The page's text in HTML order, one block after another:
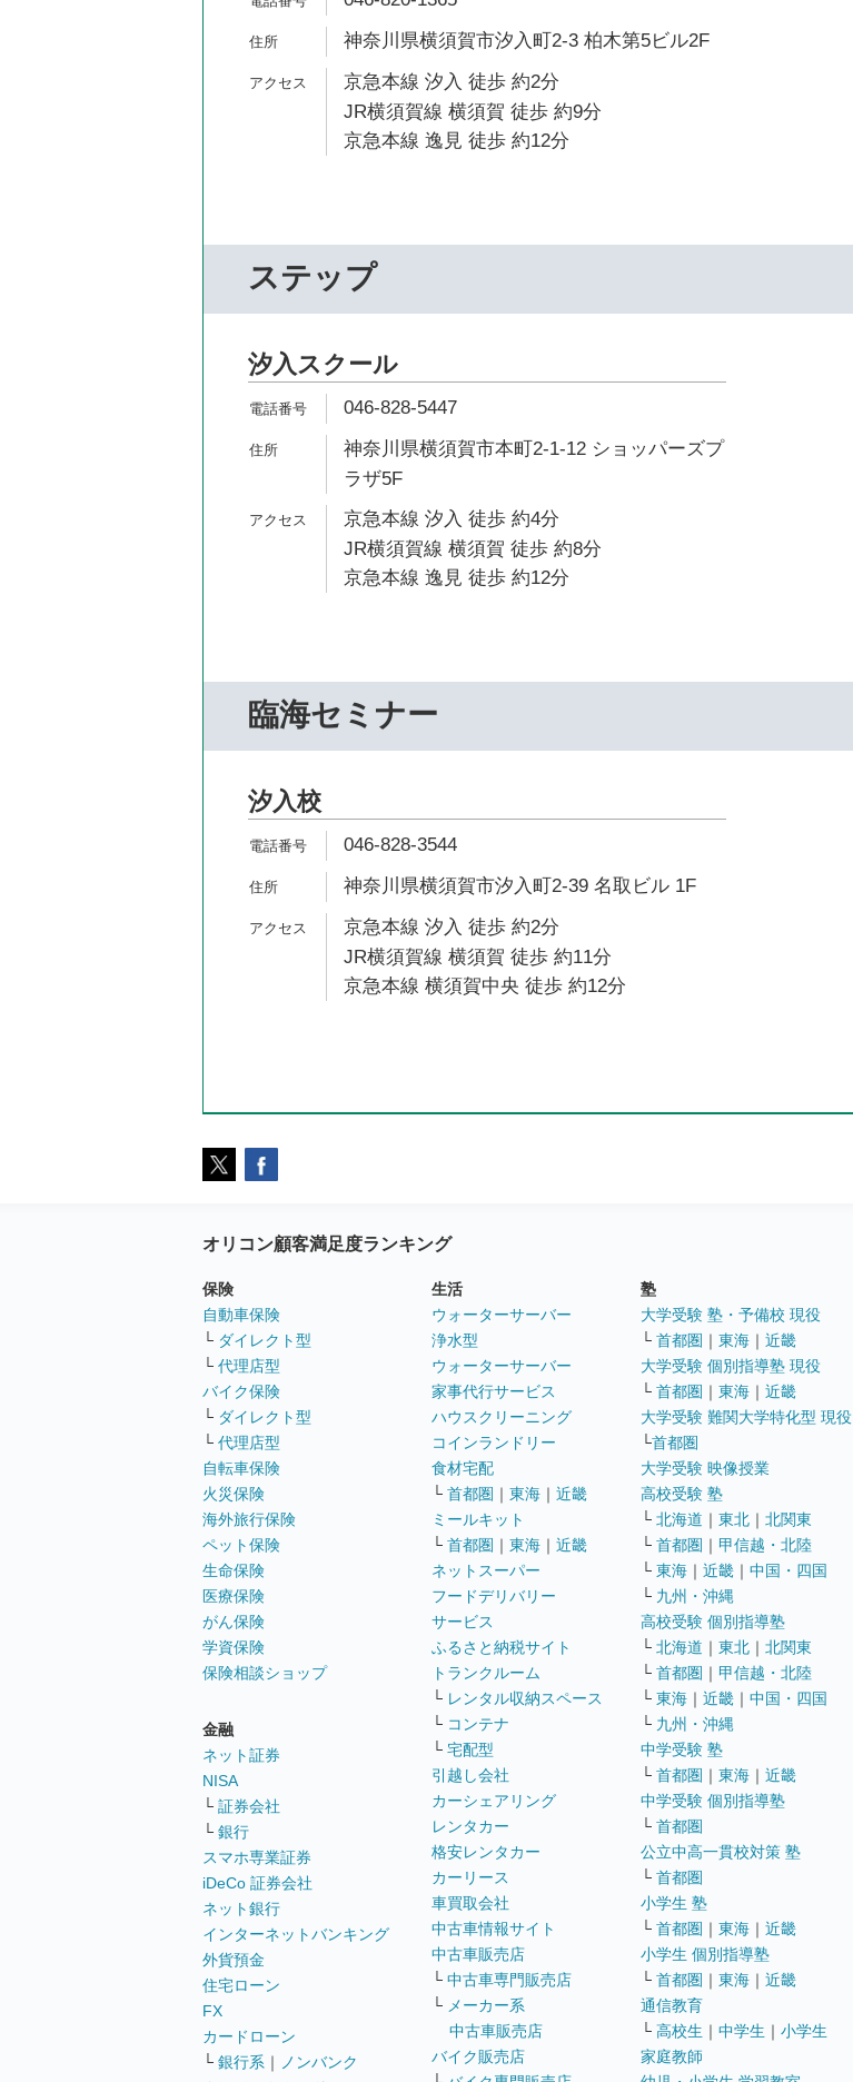
神奈川県横須賀市汐入町2-3 柏木第5ビル2F
京急本線 汐入 徒歩 約2分
JR横須賀線 横須賀 徒歩 約9分
京急本線 逸見 徒歩 約12分
ステップ
汐入スクール
046-828-5447
神奈川県横須賀市本町2-1-12 ショッパーズプ
ラザ5F
京急本線 汐入 徒歩 約4分
JR横須賀線 横須賀 徒歩 約8分
京急本線 逸見 徒歩 約12分
臨海セミナー
汐入校
046-828-3544
神奈川県横須賀市汐入町2-39 名取ビル 1F
京急本線 汐入 徒歩 約2分
JR横須賀線 横須賀 徒歩 約11分
京急本線 横須賀中央 徒歩 約12分
オリコン顧客満足度ランキング
保険
自動車保険
└ ダイレクト型
└ 代理店型
バイク保険
└ ダイレクト型
└ 代理店型
自転車保険
火災保険
海外旅行保険
ペット保険
生命保険
医療保険
がん保険
学資保険
保険相談ショップ
金融
ネット証券
NISA
└ 証券会社
└ 銀行
スマホ専業証券
iDeCo 証券会社
ネット銀行
インターネットバンキング
外貨預金
住宅ローン
FX
カードローン
└ 銀行系 ｜
ノンバンク
生活
ウォーターサーバー
浄水型
ウォーターサーバー
家事代行サービス
ハウスクリーニング
コインランドリー
食材宅配
└ 首都圏 ｜ 東海 ｜ 近畿
ミールキット
└ 首都圏 ｜ 東海 ｜ 近畿
ネットスーパー
フードデリバリー
サービス
ふるさと納税サイト
トランクルーム
└ レンタル収納スペース
└ コンテナ
└ 宅配型
引越し会社
カーシェアリング
レンタカー
格安レンタカー
カーリース
車買取会社
中古車情報サイト
中古車販売店
└ 中古車専門販売店
└ メーカー系
中古車販売店
バイク販売店
塾
大学受験 塾・予備校 現役
└ 首都圏 ｜ 東海 ｜ 近畿
大学受験 個別指導塾 現役
└ 首都圏 ｜ 東海 ｜ 近畿
大学受験 難関大学特化型 現役
└首都圏
大学受験 映像授業
高校受験 塾
└ 北海道 ｜ 東北 ｜ 北関東
└ 首都圏 ｜ 甲信越・北陸
└ 東海 ｜ 近畿 ｜ 中国・四国
└ 九州・沖縄
高校受験 個別指導塾
└ 北海道 ｜ 東北 ｜ 北関東
└ 首都圏 ｜ 甲信越・北陸
└ 東海 ｜ 近畿 ｜ 中国・四国
└ 九州・沖縄
中学受験 塾
└ 首都圏 ｜ 東海 ｜ 近畿
中学受験 個別指導塾
└ 首都圏
公立中高一貫校対策 塾
└ 首都圏
小学生 塾
└ 首都圏 ｜ 東海 ｜ 近畿
小学生 個別指導塾
└ 首都圏 ｜ 東海 ｜ 近畿
通信教育
└ 高校生 ｜ 中学生 ｜ 小学生
家庭教師